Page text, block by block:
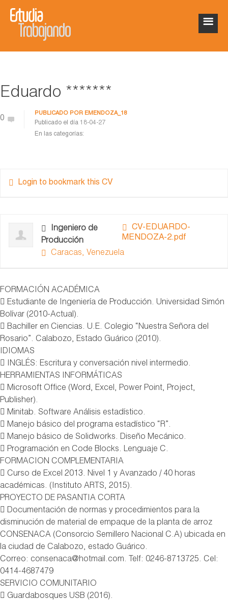
Eduardo *******
0
PUBLICADO POR EMENDOZA_18
Publicado el día 18-04-27
En las categorías:
Login to bookmark this CV
CV-EDUARDO-
MENDOZA-2.pdf
Ingeniero de
Producción
Caracas, Venezuela
FORMACIÓN ACADÉMICA
 Estudiante de Ingeniería de Producción. Universidad Simón
Bolívar (2010-Actual).
 Bachiller en Ciencias. U.E. Colegio “Nuestra Señora del
Rosario”. Calabozo, Estado Guárico (2010).
IDIOMAS
 INGLÉS: Escritura y conversación nivel intermedio.
HERRAMIENTAS INFORMÁTICAS
 Microsoft Office (Word, Excel, Power Point, Project,
Publisher).
 Minitab. Software Análisis estadístico.
 Manejo básico del programa estadístico “R”.
 Manejo básico de Solidworks. Diseño Mecánico.
 Programación en Code Blocks. Lenguaje C.
FORMACION COMPLEMENTARIA
 Curso de Excel 2013. Nivel 1 y Avanzado / 40 horas
académicas. (Instituto ARTS, 2015).
PROYECTO DE PASANTIA CORTA
 Documentación de normas y procedimientos para la
disminución de material de empaque de la planta de arroz
CONSENACA (Consorcio Semillero Nacional C.A) ubicada en
la ciudad de Calabozo, estado Guárico.
Correo: consenaca@hotmail.com. Telf: 0246-8713725. Cel:
0414-4687479
SERVICIO COMUNITARIO
 Guardabosques USB (2016).